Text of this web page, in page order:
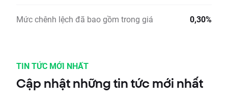
Mức chênh lệch đã bao gồm trong giá 0,30%
TIN TỨC MỚI NHẤT
Cập nhật những tin tức mới nhất